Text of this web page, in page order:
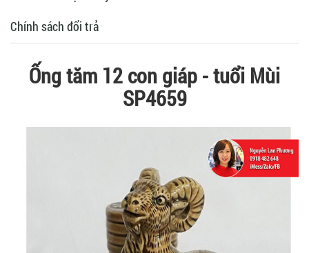
Chính sách đổi trả
Ống tăm 12 con giáp - tuổi Mùi
SP4659